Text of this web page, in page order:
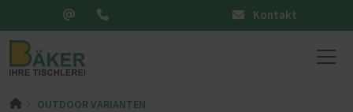
Kontakt
OUTDOOR VARIANTEN